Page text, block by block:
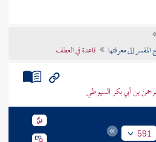
إلى معرفتها
قاعدة في العطف
بن أبي بكر السيوطي
591